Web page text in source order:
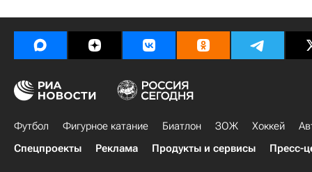
Футбол Фигурное катание Биатлон ЗОЖ Хоккей
Спецпроекты
Реклама Продукты и сервисы Пресс-